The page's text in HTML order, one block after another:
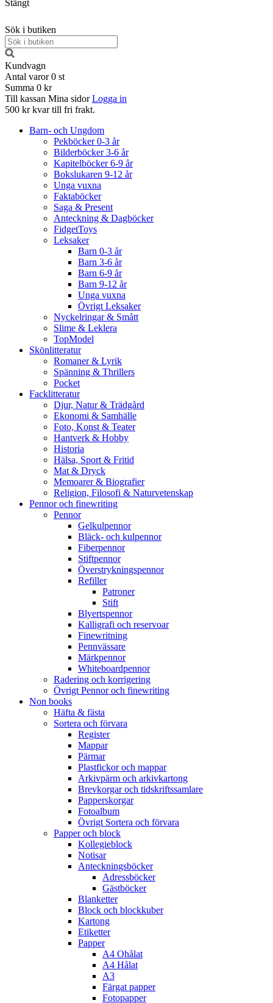
Stängt
Sök i butiken
Kundvagn
Antal varor 0 st
Summa 0 kr
Till kassan Mina sidor Logga in
500 kr kvar till fri frakt.
Barn- och Ungdom
Pekböcker 0-3 år
Bilderböcker 3-6 år
Kapitelböcker 6-9 år
Bokslukaren 9-12 år
Unga vuxna
Faktaböcker
Saga & Present
Anteckning & Dagböcker
FidgetToys
Leksaker
Barn 0-3 år
Barn 3-6 år
Barn 6-9 år
Barn 9-12 år
Unga vuxna
Övrigt Leksaker
Nyckelringar & Smått
Slime & Leklera
TopModel
Skönlitteratur
Romaner & Lyrik
Spänning & Thrillers
Pocket
Facklitteratur
Djur, Natur & Trädgård
Ekonomi & Samhälle
Foto, Konst & Teater
Hantverk & Hobby
Historia
Hälsa, Sport & Fritid
Mat & Dryck
Memoarer & Biografier
Religion, Filosofi & Naturvetenskap
Pennor och finewriting
Pennor
Gelkulpennor
Bläck- och kulpennor
Fiberpennor
Stiftpennor
Överstrykningspennor
Refiller
Patroner
Stift
Blyertspennor
Kalligrafi och reservoar
Finewritning
Pennvässare
Märkpennor
Whiteboardpennor
Radering och korrigering
Övrigt Pennor och finewriting
Non books
Häfta & fästa
Sortera och förvara
Register
Mappar
Pärmar
Plastfickor och mappar
Arkivpärm och arkivkartong
Brevkorgar och tidskriftssamlare
Papperskorgar
Fotoalbum
Övrigt Sortera och förvara
Papper och block
Kollegieblock
Notisar
Anteckningsböcker
Adressböcker
Gästböcker
Blanketter
Block och blockkuber
Kartong
Etiketter
Papper
A4 Ohålat
A4 Hålat
A3
Färgat papper
Fotopapper